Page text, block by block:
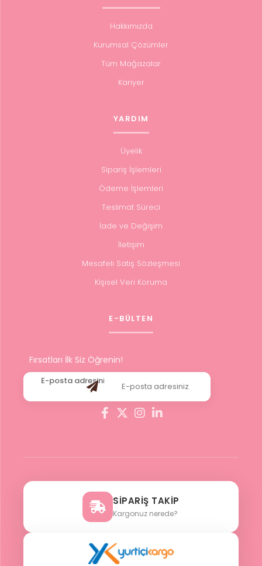
Hakkımızda
Kurumsal Çözümler
Tüm Mağazalar
Kariyer
YARDIM
Üyelik
Sipariş İşlemleri
Ödeme İşlemleri
Teslimat Süreci
İade ve Değişim
İletişim
Mesafeli Satış Sözleşmesi
Kişisel Veri Koruma
E-BÜLTEN
Fırsatları İlk Siz Öğrenin!
SİPARİŞ TAKİP
Kargonuz nerede?